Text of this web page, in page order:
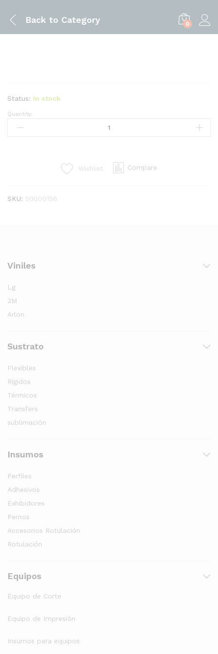
Back to Category 0
Status: In stock
PINCH
ROLLER
quantity
Quantity:
Wishlist Compare
SKU: 50000156
Viniles
Lg
3M
Arlon
Sustrato
Flexibles
Rígidos
Térmicos
Transfers
sublimación
Insumos
Perfiles
Adhesivos
Exhibidores
Pernos
Accesorios Rotulación
Rotulación
Equipos
Equipo de Corte
Equipo de Impresión
Insumos para equipos